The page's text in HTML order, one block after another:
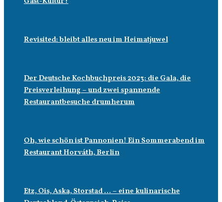
Revisited: bleibt alles neu im Heimatjuwel
Der Deutsche Kochbuchpreis 2023: die Gala, die
Preisverleihung – und zwei spannende
Restaurantbesuche drumherum
Oh, wie schön ist Pannonien! Ein Sommerabend im
Restaurant Horváth, Berlin
Etz, Ois, Aska, Storstad … – eine kulinarische